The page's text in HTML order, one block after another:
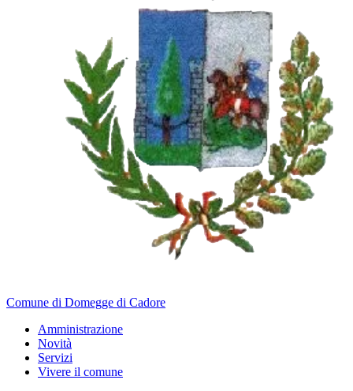
Comune di Domegge di Cadore
Amministrazione
Novità
Servizi
Vivere il comune